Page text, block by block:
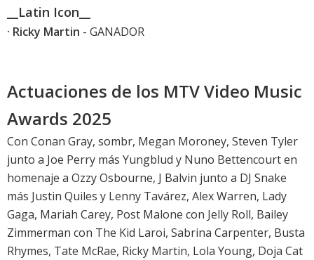
__Latin Icon__
· Ricky Martin - GANADOR
Actuaciones de los MTV Video Music
Awards 2025
Con Conan Gray, sombr, Megan Moroney, Steven Tyler
junto a Joe Perry más Yungblud y Nuno Bettencourt en
homenaje a Ozzy Osbourne, J Balvin junto a DJ Snake
más Justin Quiles y Lenny Tavárez, Alex Warren, Lady
Gaga, Mariah Carey, Post Malone con Jelly Roll, Bailey
Zimmerman con The Kid Laroi, Sabrina Carpenter, Busta
Rhymes, Tate McRae, Ricky Martin, Lola Young, Doja Cat